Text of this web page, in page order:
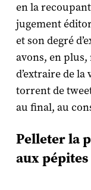
en la
jugement
et son degré
avons, en
d’extraire de
torrent de
au final, au
Pelleter la
aux pépites